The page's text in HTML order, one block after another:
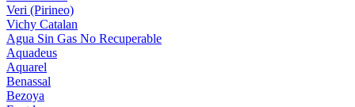
Veri (Pirineo)
Vichy Catalan
Agua Sin Gas No Recuperable
Aquadeus
Aquarel
Benassal
Bezoya